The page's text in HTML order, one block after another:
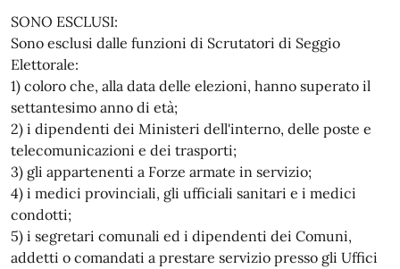
SONO ESCLUSI:
Sono esclusi dalle funzioni di Scrutatori di Seggio
Elettorale:
1) coloro che, alla data delle elezioni, hanno superato il
settantesimo anno di età;
2) i dipendenti dei Ministeri dell'interno, delle poste e
telecomunicazioni e dei trasporti;
3) gli appartenenti a Forze armate in servizio;
4) i medici provinciali, gli ufficiali sanitari e i medici
condotti;
5) i segretari comunali ed i dipendenti dei Comuni,
addetti o comandati a prestare servizio presso gli Uffici